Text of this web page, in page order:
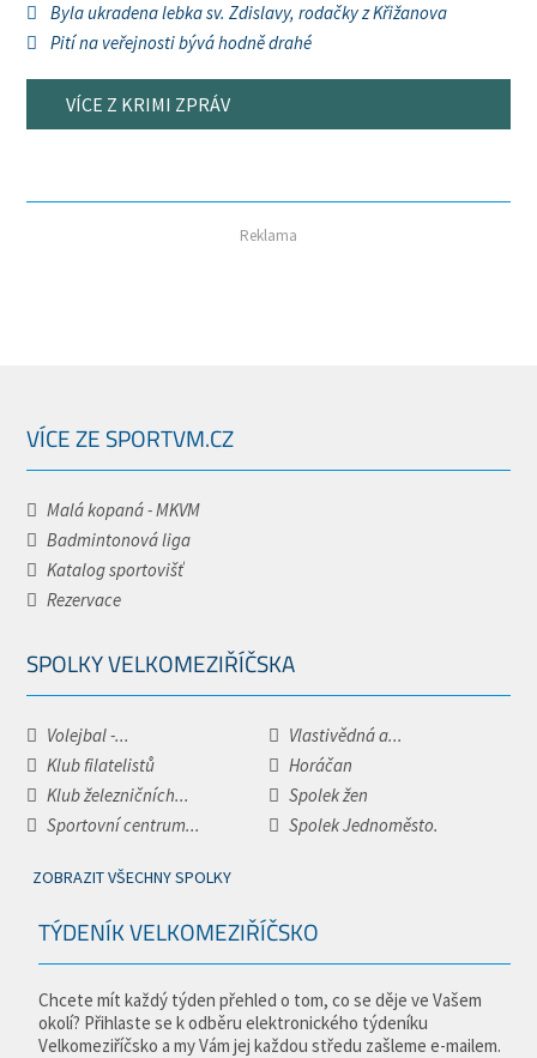
Byla ukradena lebka sv. Zdislavy, rodačky z Křižanova
Pití na veřejnosti bývá hodně drahé
VÍCE Z KRIMI ZPRÁV
Reklama
VÍCE ZE SPORTVM.CZ
Malá kopaná - MKVM
Badmintonová liga
Katalog sportovišť
Rezervace
SPOLKY VELKOMEZIŘÍČSKA
Volejbal -...
Vlastivědná a...
Klub filatelistů
Horáčan
Klub železničních...
Spolek žen
Sportovní centrum...
Spolek Jednoměsto.
ZOBRAZIT VŠECHNY SPOLKY
TÝDENÍK VELKOMEZIŘÍČSKO
Chcete mít každý týden přehled o tom, co se děje ve Vašem
okolí? Přihlaste se k odběru elektronického týdeníku
Velkomeziříčsko a my Vám jej každou středu zašleme e-mailem.